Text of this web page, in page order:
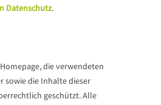
Datenschutz.
die verwendeten
sowie die Inhalte dieser
geschützt. Alle